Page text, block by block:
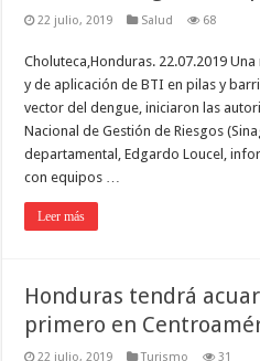
22 julio, 2019 Salud 68
Choluteca,Honduras. 22.07.2019
y de aplicación de BTI en pilas y
vector del dengue, iniciaron las
Nacional de Gestión de Riesgos
departamental, Edgardo Loucel,
con equipos …
Leer más
Honduras tendrá
primero en
22 julio, 2019 Turismo 31